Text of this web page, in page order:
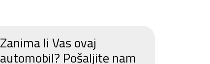
Zanima li Vas ovaj
automobil? Pošaljite nam